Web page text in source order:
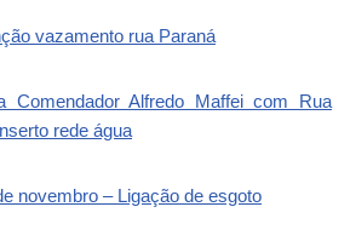
vazamento rua Paraná
Comendador Alfredo Maffei com Rua
rede água
novembro – Ligação de esgoto